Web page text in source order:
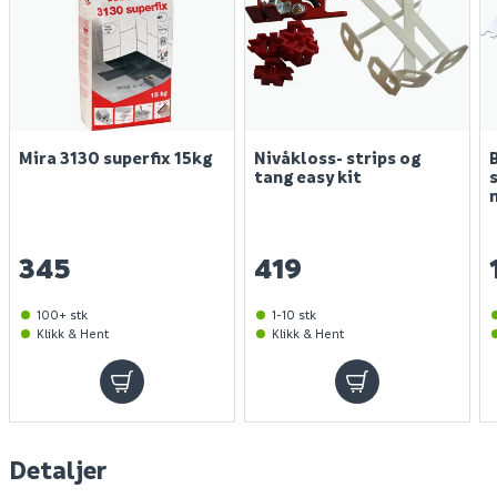
Mira 3130 superfix 15kg
345
100+ stk
Klikk & Hent
Nivåkloss- strips og
tang easy kit
419
1-10 stk
Klikk & Hent
Detaljer